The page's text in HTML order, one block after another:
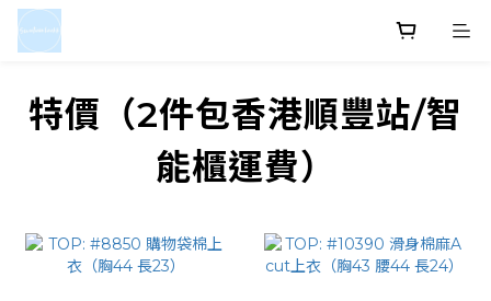
特價（2件包香港順豐站/智
能櫃運費）